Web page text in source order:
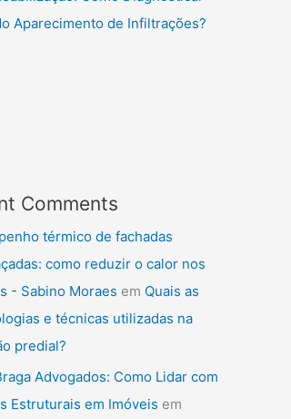
Aparecimento de Infiltrações?
Comments
térmico de fachadas
como reduzir o calor nos
- Sabino Moraes em Quais as
e técnicas utilizadas na
predial?
Advogados: Como Lidar com
Estruturais em Imóveis em